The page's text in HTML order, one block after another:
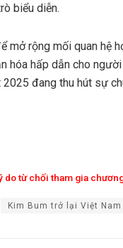
biểu diễn.
mở rộng mối quan hệ
hóa hấp dẫn cho
2025 đang thu hút sự
do từ chối tham gia
Kim Bum trở lại Việt Nam